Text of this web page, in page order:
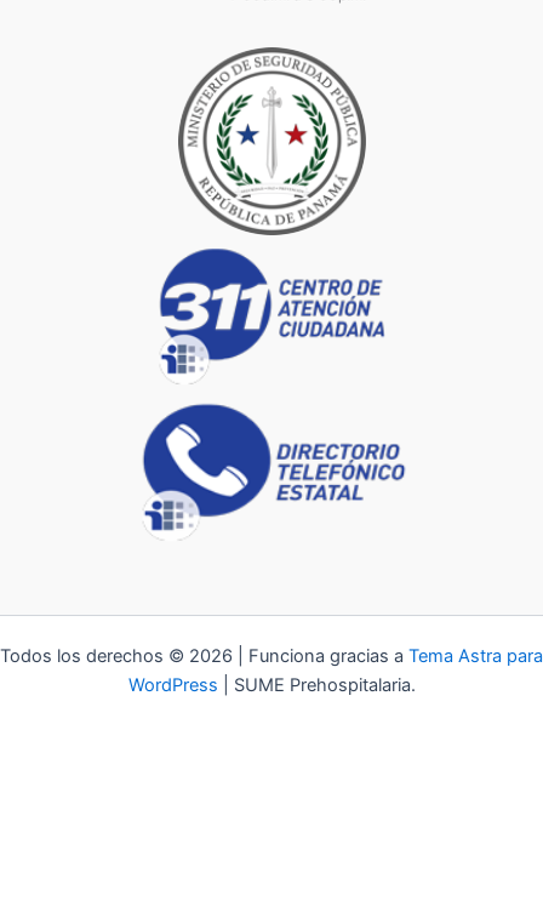
Todos los derechos © 2026 | Funciona gracias a Tema Astra para
WordPress | SUME Prehospitalaria.